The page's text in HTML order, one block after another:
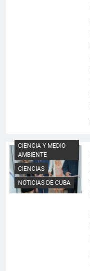
CIENCIA Y MEDIO
AMBIENTE
CIENCIAS
NOTICIAS DE CUBA